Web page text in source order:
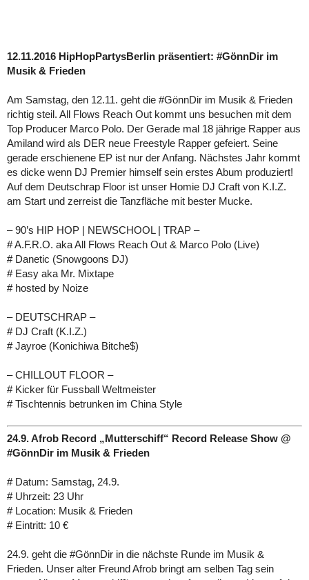
12.11.2016 HipHopPartysBerlin präsentiert: #GönnDir im
Musik & Frieden
Am Samstag, den 12.11. geht die #GönnDir im Musik & Frieden
richtig steil. All Flows Reach Out kommt uns besuchen mit dem
Top Producer Marco Polo. Der Gerade mal 18 jährige Rapper aus
Amiland wird als DER neue Freestyle Rapper gefeiert. Seine
gerade erschienene EP ist nur der Anfang. Nächstes Jahr kommt
es dicke wenn DJ Premier himself sein erstes Abum produziert!
Auf dem Deutschrap Floor ist unser Homie DJ Craft von K.I.Z.
am Start und zerreist die Tanzfläche mit bester Mucke.
– 90’s HIP HOP | NEWSCHOOL | TRAP –
# A.F.R.O. aka All Flows Reach Out & Marco Polo (Live)
# Danetic (Snowgoons DJ)
# Easy aka Mr. Mixtape
# hosted by Noize
– DEUTSCHRAP –
# DJ Craft (K.I.Z.)
# Jayroe (Konichiwa Bitche$)
– CHILLOUT FLOOR –
# Kicker für Fussball Weltmeister
# Tischtennis betrunken im China Style
24.9. Afrob Record „Mutterschiff“ Record Release Show @
#GönnDir im Musik & Frieden
# Datum: Samstag, 24.9.
# Uhrzeit: 23 Uhr
# Location: Musik & Frieden
# Eintritt: 10 €
24.9. geht die #GönnDir in die nächste Runde im Musik &
Frieden. Unser alter Freund Afrob bringt am selben Tag sein